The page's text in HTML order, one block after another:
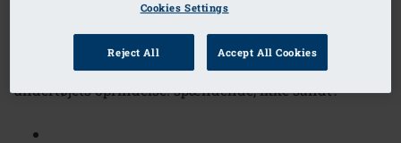
at vi er de første. Efter inspiration fra en udstilling, der
“Undressed” på the Victoria and Albert
Museum i London
, har vi fået lyst til at undersøge
undertøjets oprindelse. spændende, ikke sandt?
Cookies Settings
Reject All Accept All Cookies